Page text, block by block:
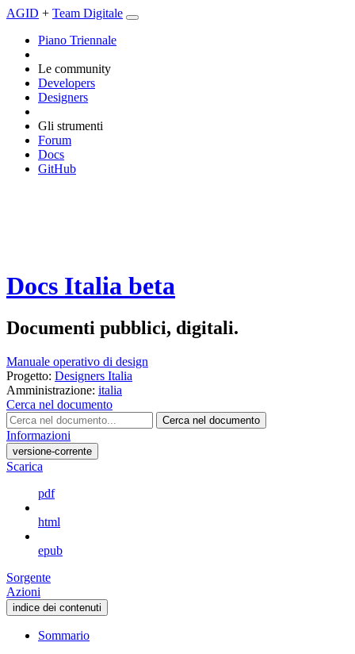
AGID + Team Digitale
Piano Triennale
Le community
Developers
Designers
Gli strumenti
Forum
Docs
GitHub
Docs Italia beta
Documenti pubblici, digitali.
Manuale operativo di design
Progetto: Designers Italia
Amministrazione: italia
Cerca nel documento
Cerca nel documento
Informazioni
versione-corrente
Scarica
pdf
html
epub
Sorgente
Azioni
indice dei contenuti
Sommario